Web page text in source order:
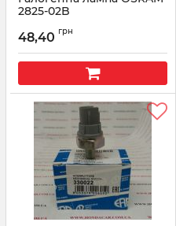
2825-02B
48,40 грн